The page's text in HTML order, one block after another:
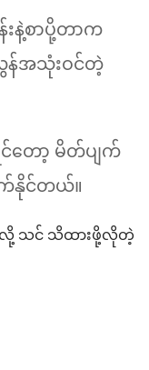
နဲ့စာပို့တာက
အသုံးဝင်တဲ့
တော့ မိတ်ပျက်
နိုင်တယ်။
လို့ သင် သိထားဖို့လိုတဲ့